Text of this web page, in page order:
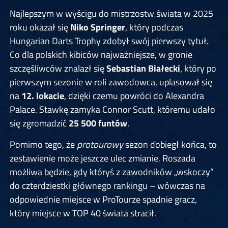
Najlepszym w wyścigu do mistrzostw świata w 2025
roku okazał sięNiko Springer, który podczas
Hungarian Darts Trophy zdobył swój pierwszy tytuł.
Co dla polskich kibiców najważniejsze, w gronie
szczęśliwców znalazł sięSebastian Białecki, który po
pierwszym sezonie w roli zawodowca, uplasował się
na12. lokacie, dzięki czemu powróci do Alexandra
Palace. Stawkę zamyka Connor Scutt, któremu udało
się zgromadzić25 500 funtów.
Pomimo tego, żeprotourowysezon dobiegł końca, to
zestawienie może jeszcze ulec zmianie. Roszada
możliwa będzie, gdy któryś z zawodników „wskoczy”
do czterdziestki głównego rankingu – wówczas na
odpowiednie miejsce w ProTourze spadnie gracz,
który miejsce w TOP 40 świata stracił.